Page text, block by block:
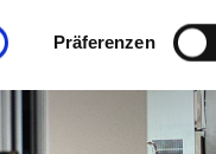
Präferenzen